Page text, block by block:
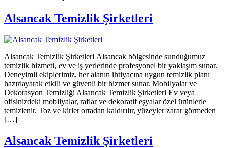
Alsancak Temizlik Şirketleri
Alsancak Temizlik Şirketleri Alsancak bölgesinde sunduğumuz
temizlik hizmeti, ev ve iş yerlerinde profesyonel bir yaklaşım sunar.
Deneyimli ekiplerimiz, her alanın ihtiyacına uygun temizlik planı
hazırlayarak etkili ve güvenli bir hizmet sunar. Mobilyalar ve
Dekorasyon Temizliği Alsancak Temizlik Şirketleri Ev veya
ofisinizdeki mobilyalar, raflar ve dekoratif eşyalar özel ürünlerle
temizlenir. Toz ve kirler ortadan kaldırılır, yüzeyler zarar görmeden
[…]
Alsancak Temizlik Şirketleri